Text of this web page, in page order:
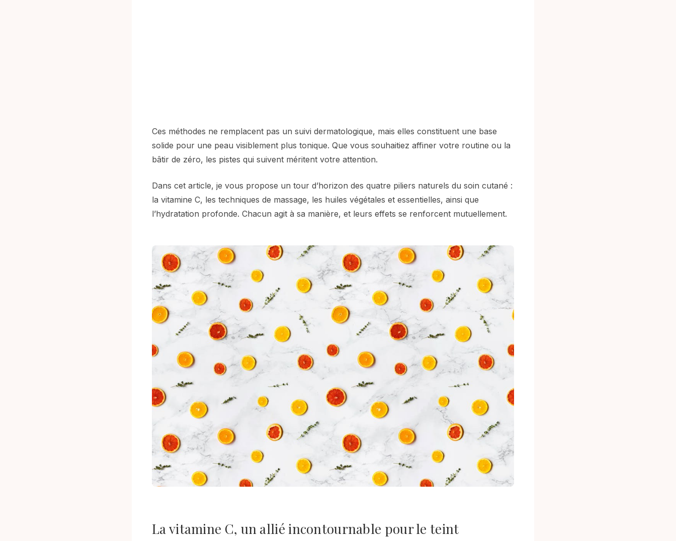
Ces méthodes ne remplacent pas un suivi dermatologique, mais elles constituent une base
solide pour une peau visiblement plus tonique. Que vous souhaitiez affiner votre routine ou la
bâtir de zéro, les pistes qui suivent méritent votre attention.
Dans cet article, je vous propose un tour d’horizon des quatre piliers naturels du soin cutané :
la vitamine C, les techniques de massage, les huiles végétales et essentielles, ainsi que
l’hydratation profonde. Chacun agit à sa manière, et leurs effets se renforcent mutuellement.
La vitamine C, un allié incontournable pour le teint